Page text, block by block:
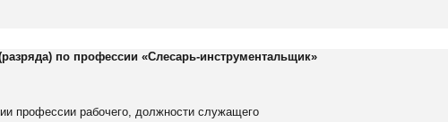
по профессии «Слесарь-инструментальщик»
профессии рабочего, должности служащего